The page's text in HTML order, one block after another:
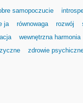
samopoczucie
ja
równowaga rozwój
wewnętrzna harmonia
zdrowie